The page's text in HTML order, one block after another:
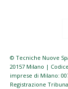
© Tecniche Nuove
20157 Milano |
imprese di Milano:
Registrazione